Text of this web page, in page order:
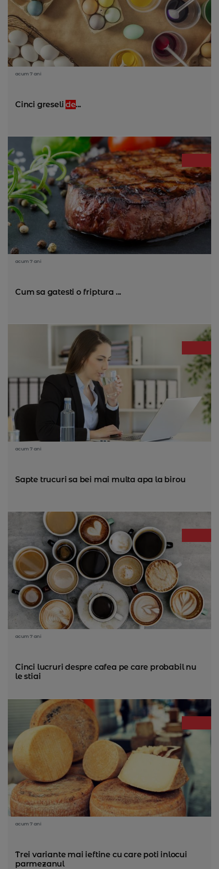
acum 7 ani
Cinci greselide...
acum 7 ani
Cum sa gatesti o friptura ...
acum 7 ani
Sapte trucuri sa bei mai multa apa la birou
acum 7 ani
Cinci lucruri despre cafea pe care probabil nu
le stiai
acum 7 ani
Trei variante mai ieftine cu care poti inlocui
parmezanul